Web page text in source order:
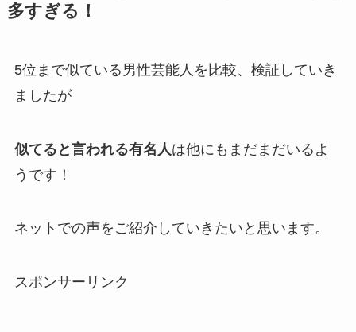
多すぎる！
5位まで似ている男性芸能人を比較、検証していき
ましたが
似てると言われる有名人 は他にもまだまだいるよ
うです！
ネットでの声をご紹介していきたいと思います。
スポンサーリンク